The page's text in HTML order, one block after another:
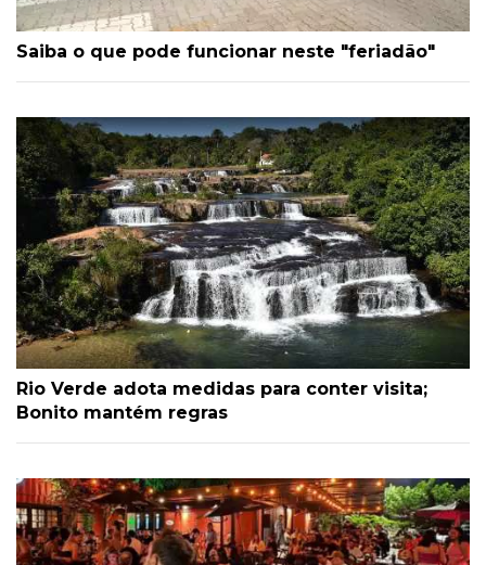
Saiba o que pode funcionar neste "feriadão"
Rio Verde adota medidas para conter visita;
Bonito mantém regras